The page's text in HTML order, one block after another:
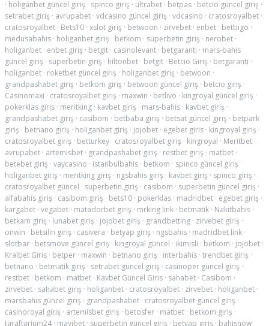
· holiganbet güncel giriş · spinco giriş · ultrabet · betpas · betcio güncel giriş ·
setrabet giriş · avrupabet · vdcasino güncel giriş · vdcasino · cratosroyalbet ·
cratosroyalbet · Bets10 · xslot giriş · betwoon · zirvebet · enbet · betbigo ·
medusabahis · holiganbet giriş · betkom · süperbetin giriş · nerobet ·
holiganbet · enbet giriş · betgit · casinolevant · betgaranti · mars-bahis
güncel giriş · superbetin giriş · hiltonbet · betgit · Betcio Giriş · betgaranti ·
holiganbet · roketbet güncel giriş · holiganbet giriş · betwoon ·
grandpashabet giriş · betkom giriş · betwoon güncel giriş · betcio giriş ·
Casinomaxi · cratosroyalbet giriş · maxwin · betlivo · kingroyal güncel giriş ·
pokerklas giris · meritking · kavbet giriş · mars-bahis · kavbet giriş ·
grandpashabet giriş · casibom · betbaba giriş · betsat güncel giriş · betpark
giriş · betnano giriş · holiganbet giriş · jojobet · egebet giris · kingroyal giriş ·
cratosroyalbet giriş · betturkey · cratosroyalbet giriş · kingroyal · Meritbet ·
avrupabet · artemisbet · grandpashabet giriş · restbet giriş · matbet ·
betebet giriş · vaycasino · istanbulbahis · betkom · spinco güncel giriş ·
holiganbet giriş · meritking giriş · ngsbahis giriş · kavbet giriş · spinco giriş ·
cratosroyalbet güncel · superbetin giriş · casibom · superbetin güncel giriş ·
alfabahis giriş · casibom giriş · bets10 · pokerklas · madridbet · egebet giriş ·
kargabet · vegabet · matadorbet giriş · mrking link · betmatik · Nakitbahis ·
betkam giriş · lunabet giriş · jojobet giriş · grandbetting · zirvebet giriş ·
onwin · betsilin giriş · casivera · betyap giriş · ngsbahis · madridbet link ·
slotbar · betsmove güncel giriş · kingroyal güncel · ikimisli · betkom · jojobet ·
Kralbet Giris · betper · maxwin · betnano giriş · interbahis · trendbet giriş ·
betnano · betmatik giriş · setrabet güncel giriş · casinoper güncel giriş ·
restbet · betkom · matbet · Kavbet Güncel Giris · sahabet · Casibom ·
zirvebet · sahabet giriş · holiganbet · cratosroyalbet · zirvebet · holiganbet ·
marsbahis güncel giriş · grandpashabet · cratosroyalbet güncel giriş ·
casinoroyal giriş · artemisbet giriş · betosfer · matbet · betkom giriş ·
taraftarium24 · mavibet · superbetin güncel giriş · betyap giriş · bahisnow